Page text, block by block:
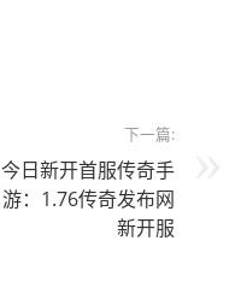
下一篇:
今日新开首服传奇手
游：1.76传奇发布网
新开服